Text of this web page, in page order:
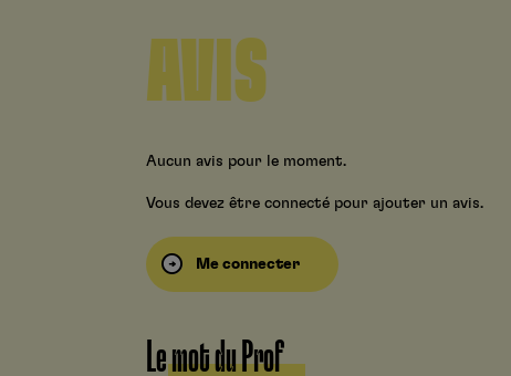
AVIS
Aucun avis pour le moment.
Vous devez être connecté pour ajouter un avis.
Me connecter
Le mot du Prof